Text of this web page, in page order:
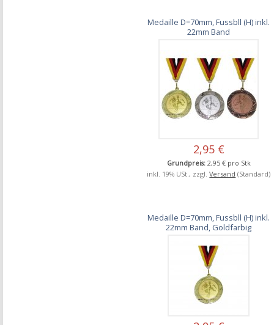
Medaille D=70mm, Fussbll (H) inkl.
22mm Band
2,95 €
Grundpreis: 2,95 € pro Stk
inkl. 19% USt., zzgl.Versand (Standard)
Medaille D=70mm, Fussbll (H) inkl.
22mm Band, Goldfarbig